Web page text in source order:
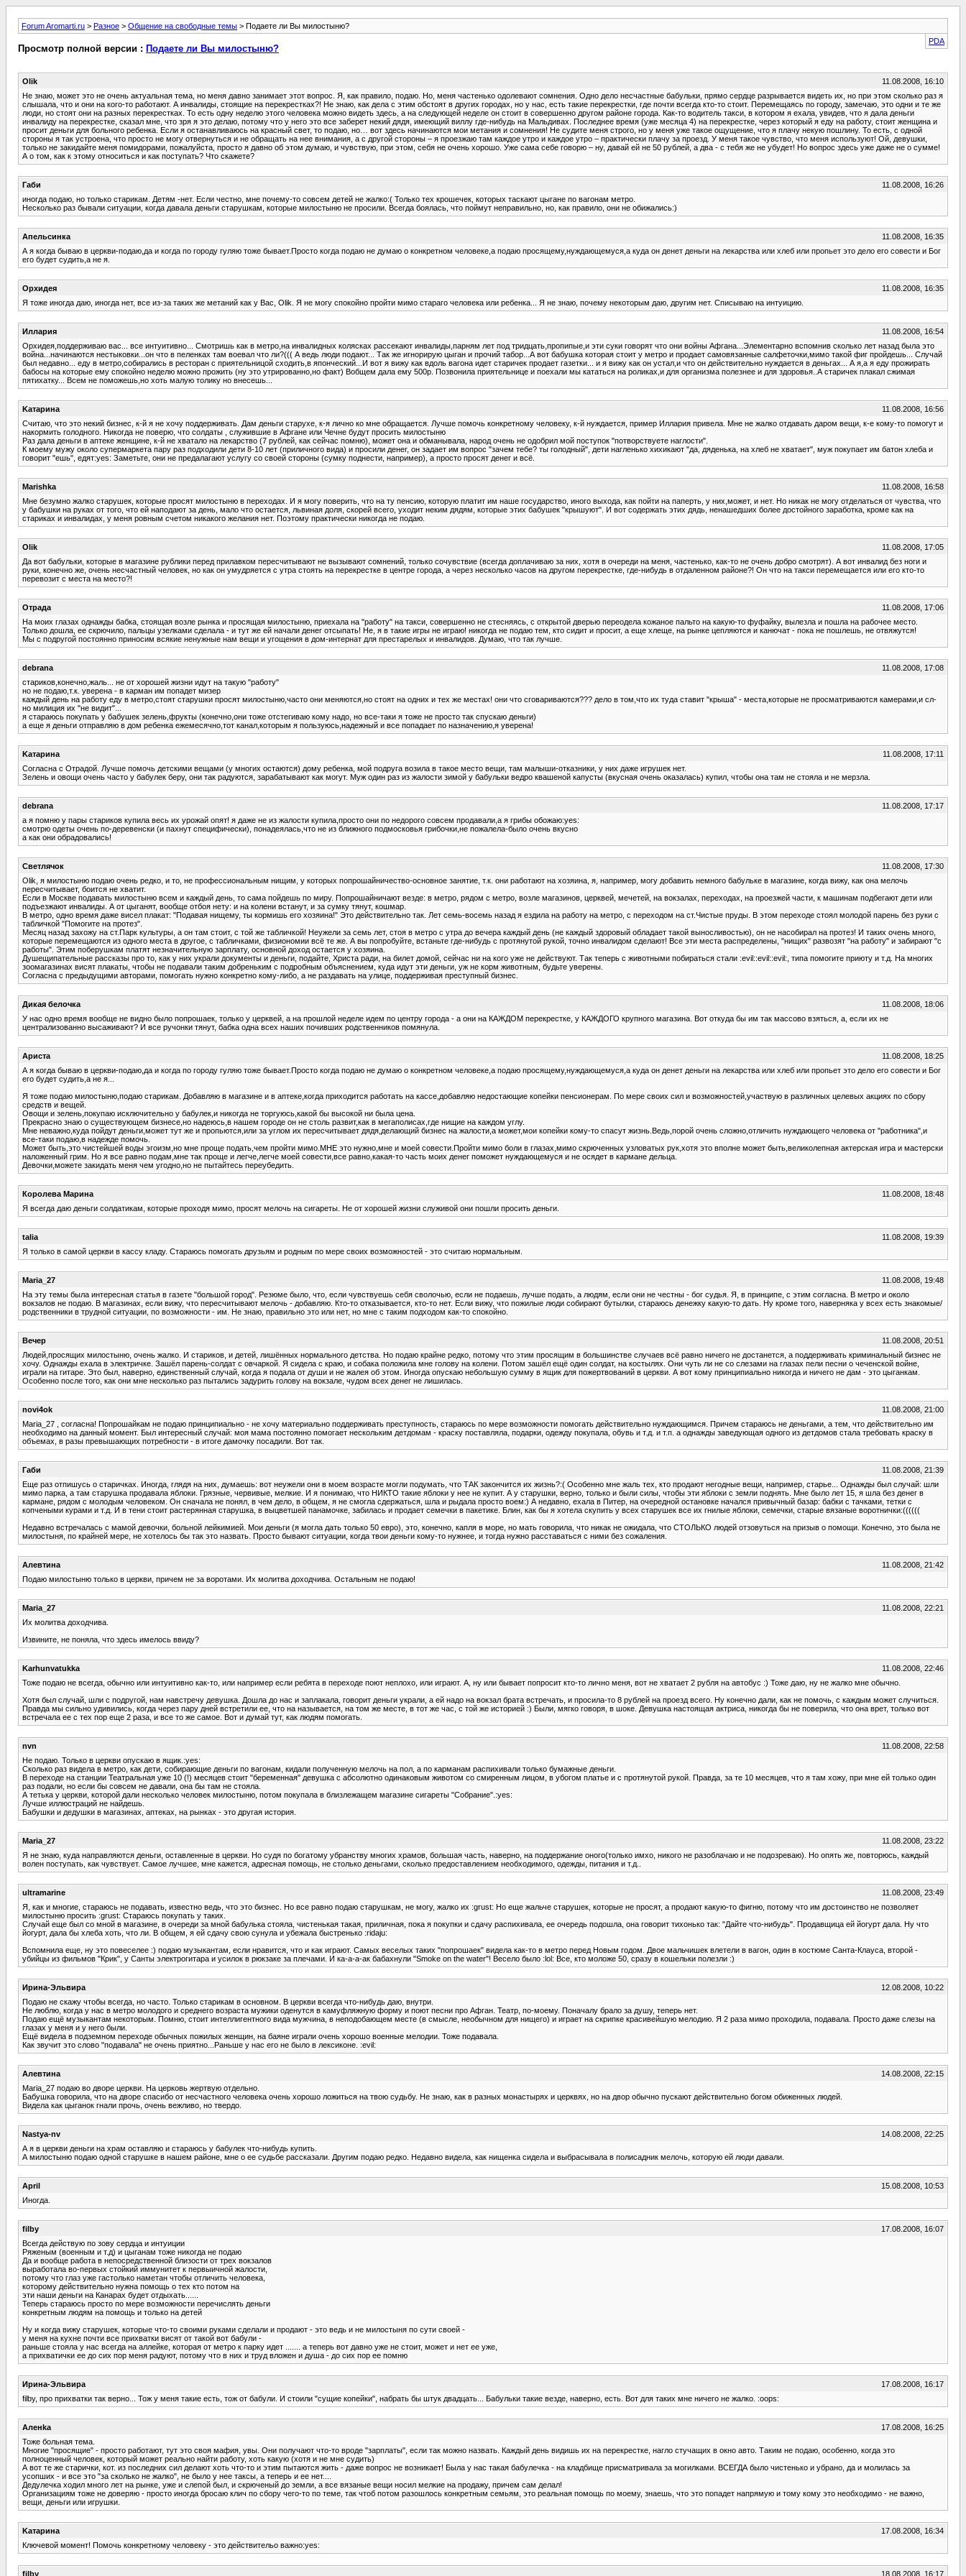
Forum Aromarti.ru > Разное > Общение на свободные темы > Подаете ли Вы милостыню?
PDA
Просмотр полной версии : Подаете ли Вы милостыню?
Olik
11.08.2008, 16:10
Не знаю, может это не очень актуальная тема, но меня давно занимает этот вопрос. Я, как правило, подаю. Но, меня частенько одолевают сомнения. Одно дело несчастные бабульки, прямо сердце разрывается видеть их, но при этом сколько раз я
слышала, что и они на кого-то работают. А инвалиды, стоящие на перекрестках?! Не знаю, как дела с этим обстоят в других городах, но у нас, есть такие перекрестки, где почти всегда кто-то стоит. Перемещаясь по городу, замечаю, это одни и те же
люди, но стоят они на разных перекрестках. То есть одну неделю этого человека можно видеть здесь, а на следующей неделе он стоит в совершенно другом районе города. Как-то водитель такси, в котором я ехала, увидев, что я дала деньги
инвалиду на перекрестке, сказал мне, что зря я это делаю, потому что у него это все заберет некий дядя, имеющий виллу где-нибудь на Мальдивах. Последнее время (уже месяца 4) на перекрестке, через который я еду на работу, стоит женщина и
просит деньги для больного ребенка. Если я останавливаюсь на красный свет, то подаю, но… вот здесь начинаются мои метания и сомнения! Не судите меня строго, но у меня уже такое ощущение, что я плачу некую пошлину. То есть, с одной
стороны я так устроена, что просто не могу отвернуться и не обращать на нее внимания, а с другой стороны – я проезжаю там каждое утро и каждое утро – практически плачу за проезд. У меня такое чувство, что меня используют! Ой, девушки,
только не закидайте меня помидорами, пожалуйста, просто я давно об этом думаю, и чувствую, при этом, себя не очень хорошо. Уже сама себе говорю – ну, давай ей не 50 рублей, а два - с тебя же не убудет! Но вопрос здесь уже даже не о сумме!
А о том, как к этому относиться и как поступать? Что скажете?
Габи
11.08.2008, 16:26
иногда подаю, но только старикам. Детям -нет. Если честно, мне почему-то совсем детей не жалко:( Только тех крошечек, которых таскают цыгане по вагонам метро.
Несколько раз бывали ситуации, когда давала деньги старушкам, которые милостыню не просили. Всегда боялась, что поймут неправильно, но, как правило, они не обижались:)
Апельсинка
11.08.2008, 16:35
А я когда бываю в церкви-подаю,да и когда по городу гуляю тоже бывает.Просто когда подаю не думаю о конкретном человеке,а подаю просящему,нуждающемуся,а куда он денет деньги на лекарства или хлеб или пропьет это дело его совести и Бог
его будет судить,а не я.
Орхидея
11.08.2008, 16:35
Я тоже иногда даю, иногда нет, все из-за таких же метаний как у Вас, Olik. Я не могу спокойно пройти мимо стараго человека или ребенка... Я не знаю, почему некоторым даю, другим нет. Списываю на интуицию.
Иллария
11.08.2008, 16:54
Орхидея,поддерживаю вас... все интуитивно... Смотришь как в метро,на инвалидных колясках рассекают инвалиды,парням лет под тридцать,пропипые,и эти суки говорят что они войны Афгана...Элементарно вспомнив сколько лет назад была это
война...начинаются нестыковки...он что в пеленках там воевал что ли?((( А ведь люди подают... Так же игнорирую цыган и прочий табор...А вот бабушка которая стоит у метро и продает самовязанные салфеточки,мимо такой фиг пройдешь... Случай
был недавно... еду в метро,собирались в ресторан с приятельницой сходить,в японческий...И вот я вижу как вдоль вагона идет старичек продает газетки... и я вижу как он устал,и что он действительно нуждается в деньгах... А я,а я еду прожирать
бабосы на которые ему спокойно неделю можно прожить (ну это утрированно,но факт) Вобщем дала ему 500р. Позвонила приятельнице и поехали мы кататься на роликах,и для организма полезнее и для здоровья..А старичек плакал сжимая
пятихатку... Всем не поможешь,но хоть малую толику но внесешь...
Kатарина
11.08.2008, 16:56
Считаю, что это некий бизнес, к-й я не хочу поддерживать. Дам деньги старухе, к-я лично ко мне обращается. Лучше помочь конкретному человеку, к-й нуждается, пример Иллария привела. Мне не жалко отдавать даром вещи, к-е кому-то помогут и
накормить голодного. Никогда не поверю, что солдаты , служившие в Афгане или Чечне будут просить милостыню
Раз дала деньги в аптеке женщине, к-й не хватало на лекарство (7 рублей, как сейчас помню), может она и обманывала, народ очень не одобрил мой поступок "потворствуете наглости".
К моему мужу около супермаркета пару раз подходили дети 8-10 лет (приличного вида) и просили денег, он задает им вопрос "зачем тебе? ты голодный", дети нагленько хихикают "да, дяденька, на хлеб не хватает", муж покупает им батон хлеба и
говорит "ешь", едят:yes: Заметьте, они не предалагают услугу со своей стороны (сумку поднести, например), а просто просят денег и всё.
Marishka
11.08.2008, 16:58
Мне безумно жалко старушек, которые просят милостыню в переходах. И я могу поверить, что на ту пенсию, которую платит им наше государство, иного выхода, как пойти на паперть, у них,может, и нет. Но никак не могу отделаться от чувства, что
у бабушки на руках от того, что ей наподают за день, мало что остается, львиная доля, скорей всего, уходит неким дядям, которые этих бабушек "крышуют". И вот содержать этих дядь, ненашедших более достойного заработка, кроме как на
стариках и инвалидах, у меня ровным счетом никакого желания нет. Поэтому практически никогда не подаю.
Olik
11.08.2008, 17:05
Да вот бабульки, которые в магазине рублики перед прилавком пересчитывают не вызывают сомнений, только сочувствие (всегда доплачиваю за них, хотя в очереди на меня, частенько, как-то не очень добро смотрят). А вот инвалид без ноги и
руки, конечно же, очень несчастный человек, но как он умудряется с утра стоять на перекрестке в центре города, а через несколько часов на другом перекрестке, где-нибудь в отдаленном районе?! Он что на такси перемещается или его кто-то
перевозит с места на место?!
Отрада
11.08.2008, 17:06
На моих глазах однажды бабка, стоящая возле рынка и просящая милостыню, приехала на "работу" на такси, совершенно не стесняясь, с открытой дверью переодела кожаное пальто на какую-то фуфайку, вылезла и пошла на рабочее место.
Только дошла, ее скрючило, пальцы узелками сделала - и тут же ей начали денег отсыпать! Не, я в такие игры не играю! никогда не подаю тем, кто сидит и просит, а еще хлеще, на рынке цепляются и канючат - пока не пошлешь, не отвяжутся!
Мы с подругой постоянно приносим всякие ненужные нам вещи и угощения в дом-интернат для престарелых и инвалидов. Думаю, что так лучше.
debrana
11.08.2008, 17:08
стариков,конечно,жаль... не от хорошей жизни идут на такую "работу"
но не подаю,т.к. уверена - в карман им попадет мизер
каждый день на работу еду в метро,стоят старушки просят милостыню,часто они меняются,но стоят на одних и тех же местах! они что сговариваются??? дело в том,что их туда ставит "крыша" - места,которые не просматриваются камерами,и сл-
но милиция их "не видит"...
я стараюсь покупать у бабушек зелень,фрукты (конечно,они тоже отстегиваю кому надо, но все-таки я тоже не просто так спускаю деньги)
а еще я деньги отправляю в дом ребенка ежемесячно,тот канал,которым я пользуюсь,надежный и все попадает по назначению,я уверена!
Kатарина
11.08.2008, 17:11
Согласна с Отрадой. Лучше помочь детскими вещами (у многих остаются) дому ребенка, мой подруга возила в такое место вещи, там малыши-отказники, у них даже игрушек нет.
Зелень и овощи очень часто у бабулек беру, они так радуются, зарабатывают как могут. Муж один раз из жалости зимой у бабульки ведро квашеной капусты (вкусная очень оказалась) купил, чтобы она там не стояла и не мерзла.
debrana
11.08.2008, 17:17
а я помню у пары стариков купила весь их урожай опят! я даже не из жалости купила,просто они по недорого совсем продавали,а я грибы обожаю:yes:
смотрю одеты очень по-деревенски (и пахнут специфически), понадеялась,что не из ближного подмосковья грибочки,не пожалела-было очень вкусно
а как они обрадовались!
Светлячок
11.08.2008, 17:30
Olik, я милостыню подаю очень редко, и то, не профессиональным нищим, у которых попрошайничество-основное занятие, т.к. они работают на хозяина, я, например, могу добавить немного бабульке в магазине, когда вижу, как она мелочь
пересчитывает, боится не хватит.
Если в Москве подавать милостыню всем и каждый день, то сама пойдешь по миру. Попрошайничают везде: в метро, рядом с метро, возле магазинов, церквей, мечетей, на вокзалах, переходах, на проезжей части, к машинам подбегают дети или
подъезжают инвалиды. А от цыганят, вообще отбоя нету: и на колени встанут, и за сумку тянут, кошмар.
В метро, одно время даже висел плакат: "Подавая нищему, ты кормишь его хозяина!" Это действительно так. Лет семь-восемь назад я ездила на работу на метро, с переходом на ст.Чистые пруды. В этом переходе стоял молодой парень без руки с
табличкой "Помогите на протез".
Месяц назад захожу на ст.Парк культуры, а он там стоит, с той же табличкой! Неужели за семь лет, стоя в метро с утра до вечера каждый день (не каждый здоровый обладает такой выносливостью), он не насобирал на протез! И таких очень много,
которые перемещаются из одного места в другое, с табличками, физиономии всё те же. А вы попробуйте, встаньте где-нибудь с протянутой рукой, точно инвалидом сделают! Все эти места распределены, "нищих" развозят "на работу" и забирают "с
работы". Этим поберушкам платят незначительную зарплату, основной доход остается у хозяина.
Душещипательные рассказы про то, как у них украли документы и деньги, подайте, Христа ради, на билет домой, сейчас ни на кого уже не действуют. Так теперь с животными побираться стали :evil::evil::evil:, типа помогите приюту и т.д. На многих
зоомагазинах висят плакаты, чтобы не подавали таким добреньким с подробным объяснением, куда идут эти деньги, уж не корм животным, будьте уверены.
Согласна с предыдущими авторами, помогать нужно конкретно кому-либо, а не раздавать на улице, поддерживая преступный бизнес.
Дикая белочка
11.08.2008, 18:06
У нас одно время вообще не видно было попрошаек, только у церквей, а на прошлой неделе идем по центру города - а они на КАЖДОМ перекрестке, у КАЖДОГО крупного магазина. Вот откуда бы им так массово взяться, а, если их не
централизованно высаживают? И все ручонки тянут, бабка одна всех наших почивших родственников помянула.
Ариста
11.08.2008, 18:25
А я когда бываю в церкви-подаю,да и когда по городу гуляю тоже бывает.Просто когда подаю не думаю о конкретном человеке,а подаю просящему,нуждающемуся,а куда он денет деньги на лекарства или хлеб или пропьет это дело его совести и Бог
его будет судить,а не я...
Я тоже подаю милостыню,подаю старикам. Добавляю в магазине и в аптеке,когда приходится работать на кассе,добавляю недостающие копейки пенсионерам. По мере своих сил и возможностей,участвую в различных целевых акциях по сбору
средств и вещей.
Овощи и зелень,покупаю исключительно у бабулек,и никогда не торгуюсь,какой бы высокой ни была цена.
Прекрасно знаю о существующем бизнесе,но надеюсь,в нашем городе он не столь развит,как в мегаполисах,где нищие на каждом углу.
Мне неважно,куда пойдут деньги,может тут же и пропьются,или за углом их пересчитывает дядя,делающий бизнес на жалости,а может,мои копейки кому-то спасут жизнь.Ведь,порой очень сложно,отличить нуждающего человека от "работника",и
все-таки подаю,в надежде помочь.
Может быть,это чистейшей воды эгоизм,но мне проще подать,чем пройти мимо.МНЕ это нужно,мне и моей совести.Пройти мимо боли в глазах,мимо скрюченных узловатых рук,хотя это вполне может быть,великолепная актерская игра и мастерски
наложенный грим. Но я все равно подам,мне так проще и легче,легче моей совести,все равно,какая-то часть моих денег поможет нуждающемуся и не осядет в кармане дельца.
Девочки,можете закидать меня чем угодно,но не пытайтесь переубедить.
Королева Марина
11.08.2008, 18:48
Я всегда даю деньги солдатикам, которые проходя мимо, просят мелочь на сигареты. Не от хорошей жизни служивой они пошли просить деньги.
talia
11.08.2008, 19:39
Я только в самой церкви в кассу кладу. Стараюсь помогать друзьям и родным по мере своих возможностей - это считаю нормальным.
Maria_27
11.08.2008, 19:48
На эту темы была интересная статья в газете "большой город". Резюме было, что, если чувствуешь себя сволочью, если не подаешь, лучше подать, а людям, если они не честны - бог судья. Я, в принципе, с этим согласна. В метро и около
вокзалов не подаю. В магазинах, если вижу, что пересчитывают мелочь - добавляю. Кто-то отказывается, кто-то нет. Если вижу, что пожилые люди собирают бутылки, стараюсь денежку какую-то дать. Ну кроме того, наверняка у всех есть знакомые/
родственники в трудной ситуации, по возможности - им. Не знаю, правильно это или нет, но мне с таким подходом как-то спокойно.
Вечер
11.08.2008, 20:51
Людей,просящих милостыню, очень жалко. И стариков, и детей, лишённых нормального детства. Но подаю крайне редко, потому что этим просящим в большинстве случаев всё равно ничего не достанется, а поддерживать криминальный бизнес не
хочу. Однажды ехала в электричке. Зашёл парень-солдат с овчаркой. Я сидела с краю, и собака положила мне голову на колени. Потом зашёл ещё один солдат, на костылях. Они чуть ли не со слезами на глазах пели песни о чеченской войне,
играли на гитаре. Это был, наверно, единственный случай, когда я подала от души и не жалея об этом. Иногда опускаю небольшую сумму в ящик для пожертвований в церкви. А вот кому принципиально никогда и ничего не дам - это цыганкам.
Особенно после того, как они мне несколько раз пытались задурить голову на вокзале, чудом всех денег не лишилась.
novi4ok
11.08.2008, 21:00
Maria_27 , согласна! Попрошайкам не подаю принципиально - не хочу материально поддерживать преступность, стараюсь по мере возможности помогать действительно нуждающимся. Причем стараюсь не деньгами, а тем, что действительно им
необходимо на данный момент. Был интересный случай: моя мама постоянно помогает нескольким детдомам - краску поставляла, подарки, одежду покупала, обувь и т.д. и т.п. а однажды заведующая одного из детдомов стала требовать краску в
объемах, в разы превышающих потребности - в итоге дамочку посадили. Вот так.
Габи
11.08.2008, 21:39
Еще раз отпишусь о старичках. Иногда, глядя на них, думаешь: вот неужели они в моем возрасте могли подумать, что ТАК закончится их жизнь?:( Особенно мне жаль тех, кто продают негодные вещи, например, старье... Однажды был случай: шли
мимо парка, а там старушка продавала яблоки. Грязные, червивые, мелкие. И я понимаю, что НИКТО такие яблоки у нее не купит. А у старушки, верно, только и были силы, чтобы эти яблоки с земли поднять. Мне было лет 15, я шла без денег в
кармане, рядом с молодым человеком. Он сначала не понял, в чем дело, в общем, я не смогла сдержаться, шла и рыдала просто воем:) А недавно, ехала в Питер, на очередной остановке начался привычный базар: бабки с тачками, тетки с
копчеными курами и т.д. И в тени стоит растерянная старушка, в выцветшей панамочке, забилась и продает семечки в пакетике. Блин, как бы я хотела скупить у всех старушек все их гнилые яблоки, семечки, старые вязаные воротнички:((((((
Недавно встречалась с мамой девочки, больной лейкимией. Мои деньги (я могла дать только 50 евро), это, конечно, капля в море, но мать говорила, что никак не ожидала, что СТОЛЬКО людей отзовуться на призыв о помощи. Конечно, это была не
милостыня, по крайней мере, не хотелось бы так это назвать. Просто бывают ситуации, когда твои деньги кому-то нужнее, и тогда нужно расставаться с ними без сожаления.
Алевтина
11.08.2008, 21:42
Подаю милостыню только в церкви, причем не за воротами. Их молитва доходчива. Остальным не подаю!
Maria_27
11.08.2008, 22:21
Их молитва доходчива.
Извините, не поняла, что здесь имелось ввиду?
Karhunvatukka
11.08.2008, 22:46
Тоже подаю не всегда, обычно или интуитивно как-то, или например если ребята в переходе поют неплохо, или играют. А, ну или бывает попросит кто-то лично меня, вот не хватает 2 рубля на автобус :) Тоже даю, ну не жалко мне обычно.
Хотя был случай, шли с подругой, нам навстречу девушка. Дошла до нас и заплакала, говорит деньги украли, а ей надо на вокзал брата встречать, и просила-то 8 рублей на проезд всего. Ну конечно дали, как не помочь, с каждым может случиться.
Правда мы сильно удивились, когда через пару дней встретили ее, что на называется, на том же месте, в тот же час, с той же историей :) Были, мягко говоря, в шоке. Девушка настоящая актриса, никогда бы не поверила, что она врет, только вот
встречала ее с тех пор еще 2 раза, и все то же самое. Вот и думай тут, как людям помогать.
nvn
11.08.2008, 22:58
Не подаю. Только в церкви опускаю в ящик.:yes:
Сколько раз видела в метро, как дети, собирающие деньги по вагонам, кидали полученную мелочь на пол, а по карманам распихивали только бумажные деньги.
В переходе на станции Театральная уже 10 (!) месяцев стоит "беременная" девушка с абсолютно одинаковым животом со смиренным лицом, в убогом платье и с протянутой рукой. Правда, за те 10 месяцев, что я там хожу, при мне ей только один
раз подали, но если бы совсем не давали, она бы там не стояла.
А тетька у церкви, которой дали несколько человек милостыню, потом покупала в близлежащем магазине сигареты "Собрание".:yes:
Лучше иллюстраций не найдешь.
Бабушки и дедушки в магазинах, аптеках, на рынках - это другая история.
Maria_27
11.08.2008, 23:22
Я не знаю, куда направляются деньги, оставленные в церкви. Но судя по богатому убранству многих храмов, большая часть, наверно, на поддержание оного(только имхо, никого не разоблачаю и не подозреваю). Но опять же, повторюсь, каждый
волен поступать, как чувствует. Самое лучшее, мне кажется, адресная помощь, не столько деньгами, сколько предоставлением необходимого, одежды, питания и т.д..
ultramarine
11.08.2008, 23:49
Я, как и многие, стараюсь не подавать, известно ведь, что это бизнес. Но все равно подаю старушкам, не могу, жалко их :grust: Но еще жальче старушек, которые не просят, а продают какую-то фигню, потому что им достоинство не позволяет
милостыню просить :grust: Стараюсь покупать у таких.
Случай еще был со мной в магазине, в очереди за мной бабулька стояла, чистенькая такая, приличная, пока я покупки и сдачу распихивала, ее очередь подошла, она говорит тихонько так: "Дайте что-нибудь". Продавщица ей йогурт дала. Ну что
йогурт, дала бы хлеба хоть, что ли. В общем, я ей сдачу свою сунула и убежала быстренько :ridaju:
Вспомнила еще, ну это повеселее :) подаю музыкантам, если нравится, что и как играют. Самых веселых таких "попрошаек" видела как-то в метро перед Новым годом. Двое мальчишек влетели в вагон, один в костюме Санта-Клауса, второй -
убийцы из фильмов "Крик", у Санты электрогитара и усилок в рюкзаке за плечами. И ка-а-а-ак бабахнули "Smoke on the water"! Весело было :lol: Все, кто моложе 50, сразу в кошельки полезли :)
Ирина-Эльвира
12.08.2008, 10:22
Подаю не скажу чтобы всегда, но часто. Только старикам в основном. В церкви всегда что-нибудь даю, внутри.
Не люблю, когда у нас в метро молодого и среднего возраста мужики оденутся в камуфляжную форму и поют песни про Афган. Театр, по-моему. Поначалу брало за душу, теперь нет.
Подаю ещё музыкантам некоторым. Помню, стоит интеллигентного вида мужчина, в неподобающем месте (в смысле, необычном для нищего) и играет на скрипке красивейшую мелодию. Я 2 раза мимо проходила, подавала. Просто даже слезы на
глазах у меня и у него были.
Ещё видела в подземном переходе обычных пожилых женщин, на баяне играли очень хорошо военные мелодии. Тоже подавала.
Как звучит это слово "подавала" не очень приятно...Раньше у нас его не было в лексиконе. :evil:
Алевтина
14.08.2008, 22:15
Maria_27 подаю во дворе церкви. На церковь жертвую отдельно.
Бабушка говорила, что на дворе спасибо от несчастного человека очень хорошо ложиться на твою судьбу. Не знаю, как в разных монастырях и церквях, но на двор обычно пускают действительно богом обиженных людей.
Видела как цыганок гнали прочь, очень вежливо, но твердо.
Nastya-nv
14.08.2008, 22:25
А я в церкви деньги на храм оставляю и стараюсь у бабулек что-нибудь купить.
А милостыню подаю одной старушке в нашем районе, мне о ее судьбе рассказали. Другим подаю редко. Недавно видела, как нищенка сидела и выбрасывала в полисадник мелочь, которую ей люди давали.
April
15.08.2008, 10:53
Иногда.
filby
17.08.2008, 16:07
Всегда действую по зову сердца и интуиции
Ряженым (военным и т.д) и цыганам тоже никогда не подаю
Да и вообще работа в непосредственной близости от трех вокзалов
выработала во-первых стойкий иммунитет к первыичной жалости,
потому что глаз уже гастолько наметан чтобы отличить человека,
которому действительно нужна помощь о тех кто потом на
эти наши деньги на Канарах будет отдыхать......
Теперь стараюсь просто по мере возможности перечислять деньги
конкретным людям на помощь и только на детей
Ну и когда вижу старушек, которые что-то своими руками сделали и продают - это ведь и не милостыня по сути своей -
у меня на кухне почти все прихватки висят от такой вот бабули -
раньше стояла у нас всегда на аллейке, которая от метро к парку идет ....... а теперь вот давно уже не стоит, может и нет ее уже,
а прихватички ее до сих пор меня радуют, потому что в них и труд вложен и душа - до сих пор ее помню
Ирина-Эльвира
17.08.2008, 16:17
filby, про прихватки так верно... Тож у меня такие есть, тож от бабули. И стоили "сущие копейки", набрать бы штук двадцать... Бабульки такие везде, наверно, есть. Вот для таких мне ничего не жалко. :oops:
Аленka
17.08.2008, 16:25
Тоже больная тема.
Многие "просящие" - просто работают, тут это своя мафия, увы. Они получают что-то вроде "зарплаты", если так можно назвать. Каждый день видишь их на перекрестке, нагло стучащих в окно авто. Таким не подаю, особенно, когда это
полноценный человек, который может реально найти работу, хоть какую (хотя и не мне судить)
А вот те же старички, кот. из последних сил делают хоть что-то и этим пытаются жить - даже вопрос не возникает! Была у нас такая бабулечка - на кладбище присматривала за могилками. ВСЕГДА было чистенько и убрано, да и молилась за
усопших - и все это "за сколько не жалко", не было у нее таксы, а теперь и ее нет....
Дедулечка ходил много лет на рынке, уже и слепой был, и скрюченый до земли, а все вязаные вещи носил мелкие на продажу, причем сам делал!
Организациям тоже не доверяю - просто иногда бросаю клич по сбору чего-то по теме, так чтоб потом разошлось конкретным семьям, это реальная помощь по моему, знаешь, что это попадет напрямую и тому кому это необходимо - не важно,
вещи, деньги или игрушки.
Kатарина
17.08.2008, 16:34
Ключевой момент! Помочь конкретному человеку - это действительо важно:yes:
filby 18.08.2008, 16:17